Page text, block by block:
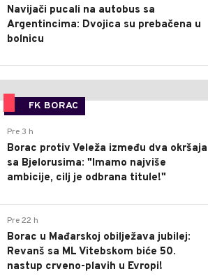
Navijači pucali na autobus sa
Argentincima: Dvojica su prebačena u
bolnicu
FK BORAC
Pre 3 h
Borac protiv Veleža između dva okršaja
sa Bjelorusima: "Imamo najviše
ambicije, cilj je odbrana titule!"
Pre 22 h
Borac u Mađarskoj obilježava jubilej:
Revanš sa ML Vitebskom biće 50.
nastup crveno-plavih u Evropi!